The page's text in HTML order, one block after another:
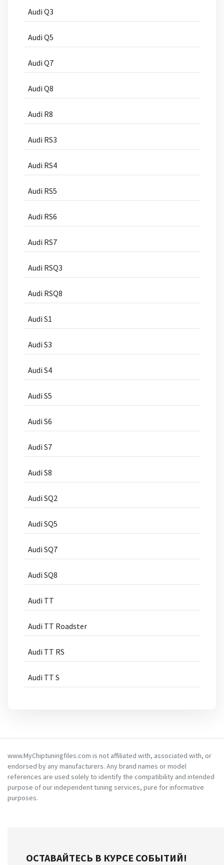
Audi Q3
Audi Q5
Audi Q7
Audi Q8
Audi R8
Audi RS3
Audi RS4
Audi RS5
Audi RS6
Audi RS7
Audi RSQ3
Audi RSQ8
Audi S1
Audi S3
Audi S4
Audi S5
Audi S6
Audi S7
Audi S8
Audi SQ2
Audi SQ5
Audi SQ7
Audi SQ8
Audi TT
Audi TT Roadster
Audi TT RS
Audi TT S
www.MyChiptuningfiles.com is not affiliated with, associated with, or
endorsed by any manufacturers. Any brand names or model
references are used solely to identify the compatibility and intended
purpose of our independent tuning services, pure for informative
purposes.
ОСТАВАЙТЕСЬ В КУРСЕ СОБЫТИЙ!